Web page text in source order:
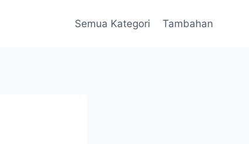
Semua Kategori Tambahan